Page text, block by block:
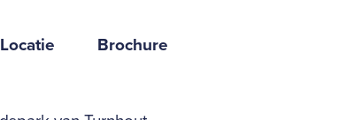
Locatie Brochure